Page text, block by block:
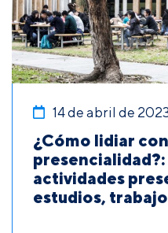
14 de abril de
¿Cómo lidiar
actividades
estudios,